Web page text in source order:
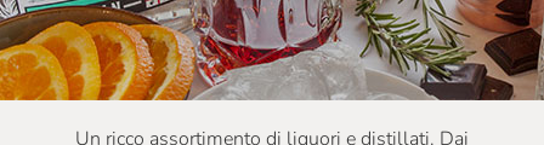
Un ricco assortimento di liquori e distillati. Dai
Vincenzi
Vulcanica
Wild Turkey